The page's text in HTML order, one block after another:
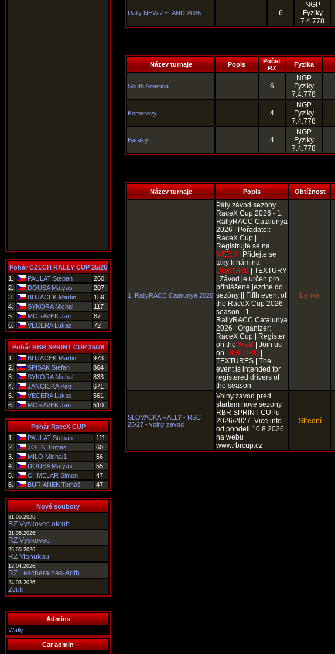
Pohár CZECH RALLY CUP 25/26
1.
PAULAT Stepan
260
2.
DOUSA Matyas
207
3.
BUJACEK Martin
159
4.
SYKORA Michal
117
5.
MORAVEK Jan
87
6.
VECERA Lukas 72
Pohár RBR SPRINT CUP 25/26
1.
BUJACEK Martin
973
2.
SPISAK Stefan
864
3.
SYKORA Michal
833
4.
JANCICKA Petr
671
5.
VECERA Lukas
561
6.
MORAVEK Jan 510
Pohár RaceX CUP
1.
PAULAT Stepan
111
2.
JOHN Tomas
60
3.
MILO Michal1
56
4.
DOUSA Matyas
55
5.
CHMELAR Simon
47
6.
BURIÁNEK Tomáš 47
Nové soubory
31.05.2026:
RZ Vyskovec okruh
31.05.2026:
RZ Vyskovec
25.05.2026:
RZ Manukau
12.04.2026:
RZ Lescheraines-Arith
24.03.2026:
Zvuk
Admins
Wally
Car admin
Rally NEW ZELAND 2026 6
NGP
Fyziky
7.4.778
Název turnaje Popis
Počet
RZ
Fyzika
South America 6
NGP
Fyziky
7.4.778
Komarovy 4
NGP
Fyziky
7.4.778
Baraky 4
NGP
Fyziky
7.4.778
Název turnaje Popis Obtížnost
1. RallyRACC Catalunya 2026
Pátý závod sezóny
RaceX Cup 2026 - 1.
RallyRACC Catalunya
2026 | Pořadatel:
RaceX Cup |
Registrujte se na
WEBU | Přidejte se
taky k nám na
DISCORD | TEXTURY
| Závod je určen pro
přihlášené jezdce do
sezóny || Fifth event of
the RaceX Cup 2026
season - 1.
RallyRACC Catalunya
2026 | Organizer:
RaceX Cup | Register
on the WEB | Join us
on DISCORD
TEXTURES | The
event is intended for
registered drivers of
the season
Lehká
SLOVACKA RALLY - RSC
26/27 - volny zavod
Volny zavod pred
startem nove sezony
RBR SPRINT CUPu
2026/2027. Vice info
od pondeli 10.8.2026
na webu
www.rbrcup.cz
Střední